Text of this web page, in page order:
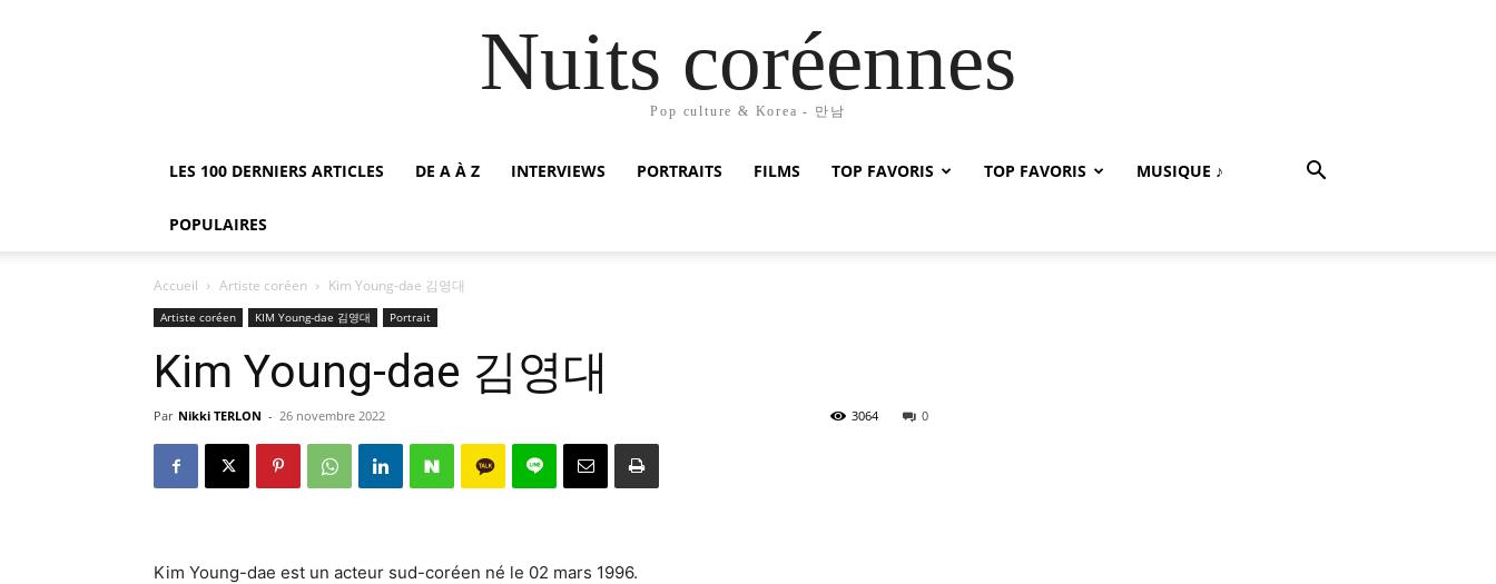
Nuits coréennes
Pop culture & Korea - 만남
LES 100 DERNIERS ARTICLES DE A À Z INTERVIEWS PORTRAITS FILMS TOP FAVORIS TOP FAVORIS MUSIQUE ♪
POPULAIRES
Accueil Artiste coréen Kim Young-dae 김영대
Artiste coréen KIM Young-dae 김영대 Portrait
Kim Young-dae 김영대
Par Nikki TERLON - 26 novembre 2022 0
3064
Kim Young-dae est un acteur sud-coréen né le 02 mars 1996.